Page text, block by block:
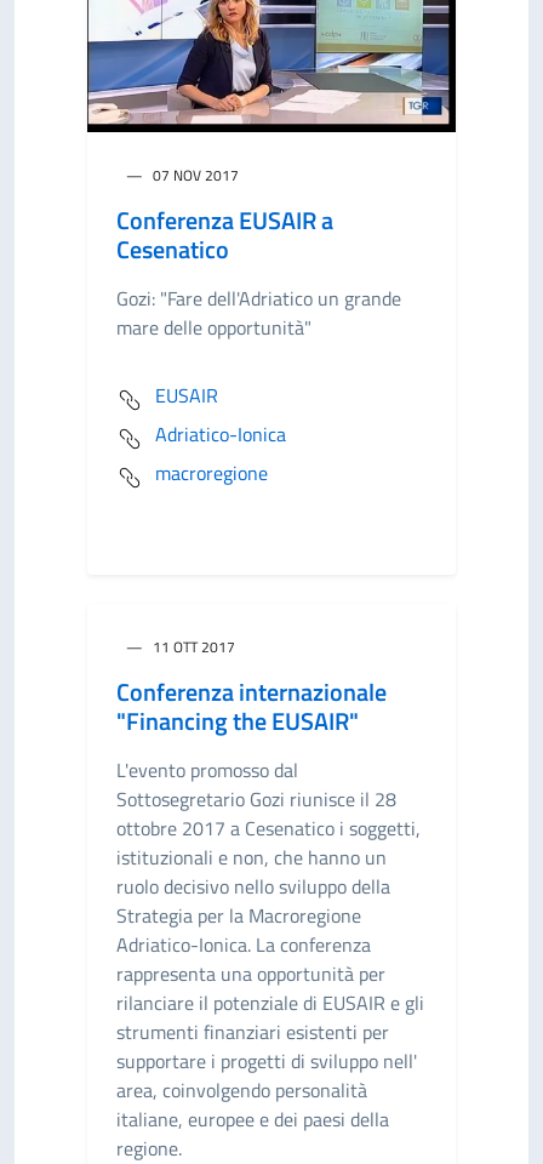
07 NOV 2017
Conferenza EUSAIR a
Cesenatico
Gozi: "Fare dell'Adriatico un grande
mare delle opportunità"
EUSAIR
Adriatico-Ionica
macroregione
11 OTT 2017
Conferenza internazionale
"Financing the EUSAIR"
L'evento promosso dal
Sottosegretario Gozi riunisce il 28
ottobre 2017 a Cesenatico i soggetti,
istituzionali e non, che hanno un
ruolo decisivo nello sviluppo della
Strategia per la Macroregione
Adriatico-Ionica. La conferenza
rappresenta una opportunità per
rilanciare il potenziale di EUSAIR e gli
strumenti finanziari esistenti per
supportare i progetti di sviluppo nell'
area, coinvolgendo personalità
italiane, europee e dei paesi della
regione.